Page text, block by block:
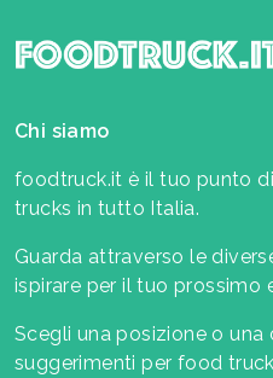
Chi siamo
foodtruck.it è il tuo punto
trucks in tutto Italia.
Guarda attraverso le
ispirare per il tuo prossimo
Scegli una posizione o
suggerimenti per food